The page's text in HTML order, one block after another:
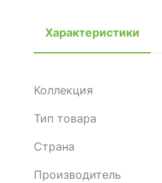
Характеристики
Коллекция
Тип товара
Страна
Производитель